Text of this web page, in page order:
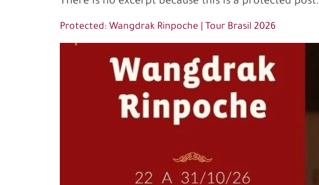
Protected: Wangdrak Rinpoche | Tour Brasil 2026